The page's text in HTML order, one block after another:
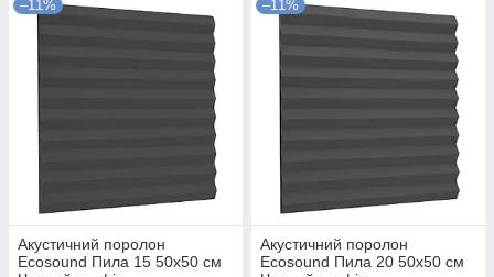
–11%
Акустичний поролон
Ecosound Пила 15 50х50 см
–11%
Акустичний поролон
Ecosound Пила 20 50х50 см